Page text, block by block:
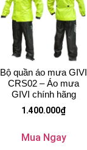
Bộ quần áo mưa GIVI
CRS02 – Áo mưa
GIVI chính hãng
1.400.000₫
Mua Ngay